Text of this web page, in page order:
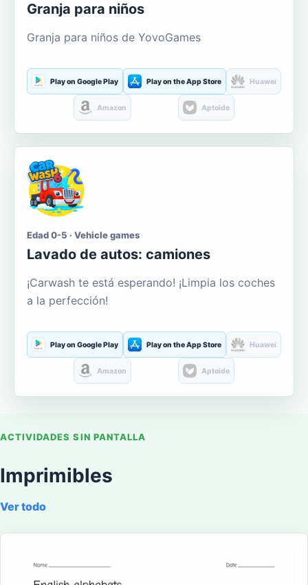
Granja para niños
Granja para niños de YovoGames
Play on Google Play Play on the App Store Huawei
Amazon Aptoide
Edad 0-5 · Vehicle games
Lavado de autos: camiones
¡Carwash te está esperando! ¡Limpia los coches
a la perfección!
Play on Google Play Play on the App Store Huawei
Amazon Aptoide
ACTIVIDADES SIN PANTALLA
Imprimibles
Ver todo